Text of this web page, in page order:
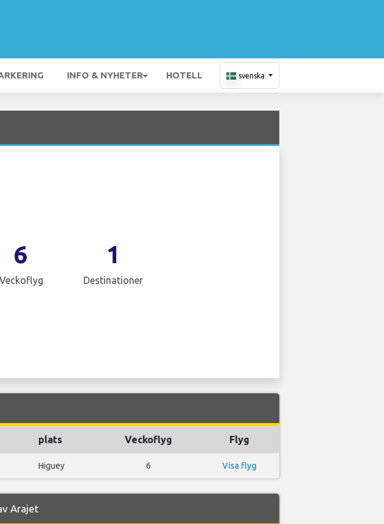
INFO & NYHETER HOTELL svenska
6
Veckoflyg
1
Destinationer
plats Veckoflyg Flyg
Higuey 6 Visa flyg
Arajet